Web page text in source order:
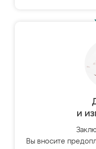
и
Вы вносите